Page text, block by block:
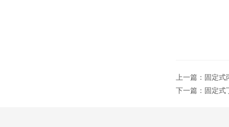
上一篇： 固定式
下一篇： 固定式